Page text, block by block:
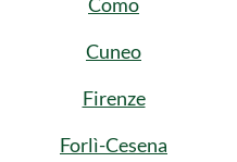
Cuneo
Firenze
Forlì-Cesena